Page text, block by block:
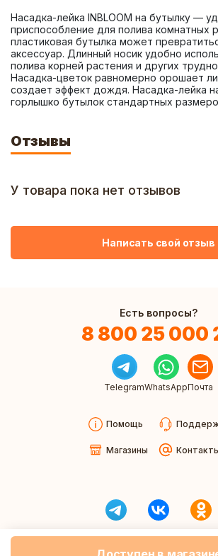
Насадка-лейка INBLOOM на бутылку —
приспособление для полива комнатных
пластиковая бутылка может
аксессуар. Длинный носик удобно
полива корней растения и других
Насадка-цветок равномерно орошает
создает эффект дождя. Насадка-лейка
горлышко бутылок стандартных
Отзывы
У товара пока нет отзывов
Написать свой отзыв
Есть вопросы?
8 800 25 000
TelegramWhatsAppПочта
Помощь
Магазины